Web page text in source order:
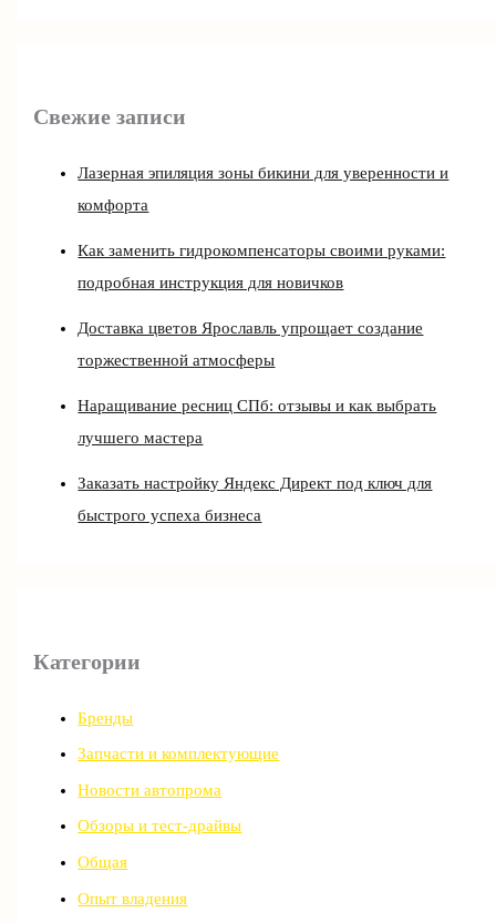
Свежие записи
Лазерная эпиляция зоны бикини для уверенности и
комфорта
Как заменить гидрокомпенсаторы своими руками:
подробная инструкция для новичков
Доставка цветов Ярославль упрощает создание
торжественной атмосферы
Наращивание ресниц СПб: отзывы и как выбрать
лучшего мастера
Заказать настройку Яндекс Директ под ключ для
быстрого успеха бизнеса
Категории
Бренды
Запчасти и комплектующие
Новости автопрома
Обзоры и тест-драйвы
Общая
Опыт владения